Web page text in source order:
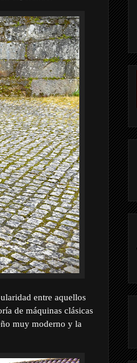
entre aquellos
de máquinas clásicas
muy moderno y la